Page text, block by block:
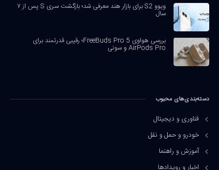
ویوو S2 برای بازار هند معرفی شد؛ بازگشت سری S پس از ۷
سال
بررسی هواوی FreeBuds Pro 5؛ رقیبی قدرتمند برای
AirPods Pro و سونی
دسته‌بندی‌های محبوب
فناوری و دیجیتال
خودرو و حمل و نقل
آموزش و راهنما
اخبار و رویدادها